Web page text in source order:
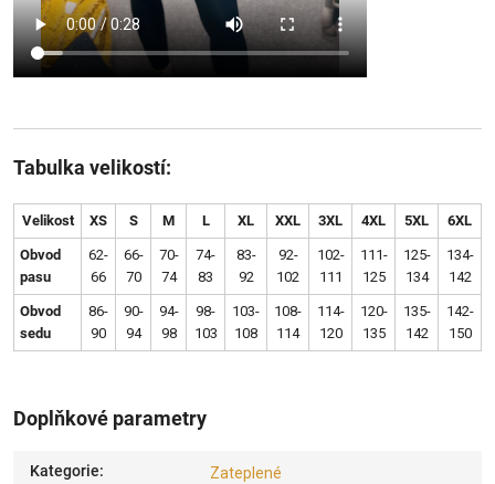
Tabulka velikostí:
Velikost XS S M L XL XXL 3XL 4XL 5XL 6XL
Obvod
pasu
62-
66
66-
70
70-
74
74-
83
83-
92
92-
102
102-
111
111-
125
125-
134
134-
142
Obvod
sedu
86-
90
90-
94
94-
98
98-
103
103-
108
108-
114
114-
120
120-
135
135-
142
142-
150
Doplňkové parametry
Kategorie: Zateplené